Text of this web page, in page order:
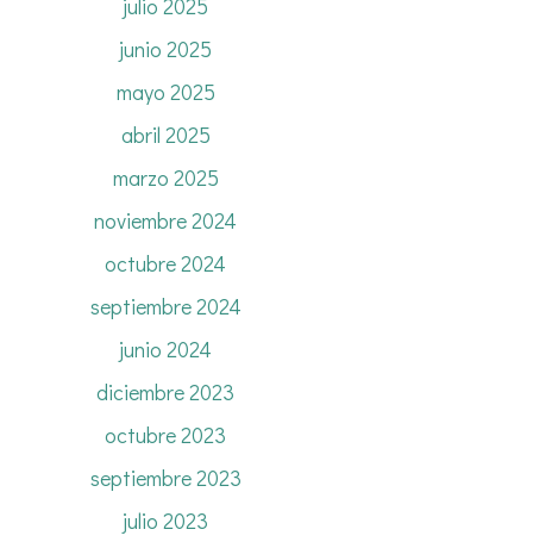
julio 2025
junio 2025
mayo 2025
abril 2025
marzo 2025
noviembre 2024
octubre 2024
septiembre 2024
junio 2024
diciembre 2023
octubre 2023
septiembre 2023
julio 2023